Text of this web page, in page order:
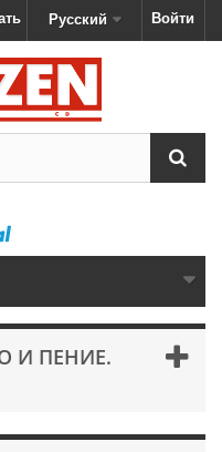
Войти
Русский
И ПЕНИЕ.